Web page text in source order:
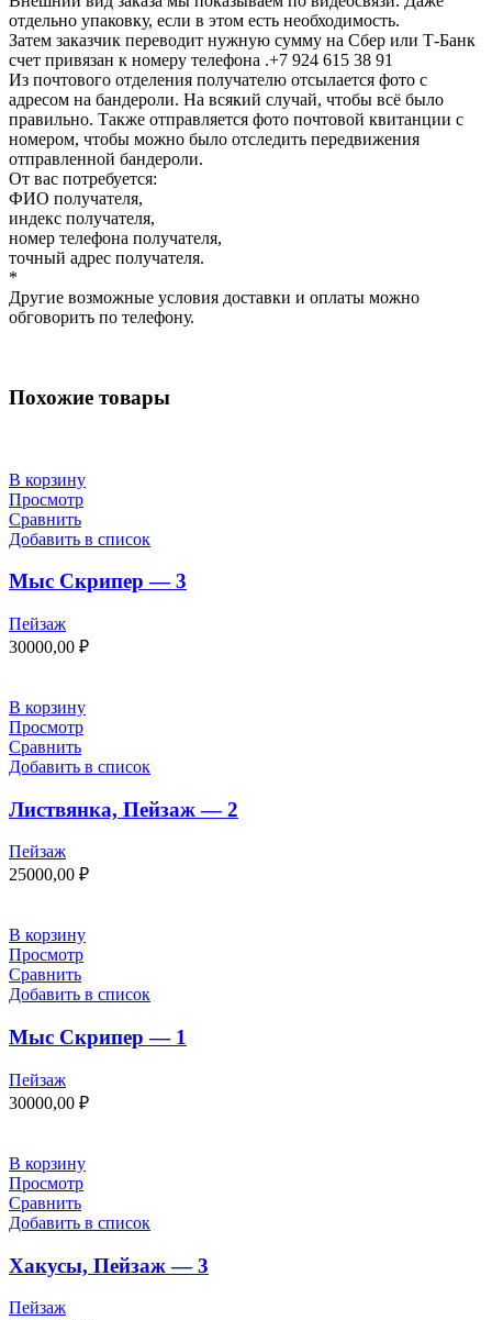
отдельно упаковку, если в этом есть необходимость.
Затем заказчик переводит нужную сумму на Сбер или Т-Банк
счет привязан к номеру телефона .+7 924 615 38 91
Из почтового отделения получателю отсылается фото с
адресом на бандероли. На всякий случай, чтобы всё было
правильно. Также отправляется фото почтовой квитанции с
номером, чтобы можно было отследить передвижения
отправленной бандероли.
От вас потребуется:
ФИО получателя,
индекс получателя,
номер телефона получателя,
точный адрес получателя.
*
Другие возможные условия доставки и оплаты можно
обговорить по телефону.
Похожие товары
В корзину
Просмотр
Сравнить
Добавить в список
Мыс Скрипер — 3
Пейзаж
30000,00 ₽
В корзину
Просмотр
Сравнить
Добавить в список
Листвянка, Пейзаж — 2
Пейзаж
25000,00 ₽
В корзину
Просмотр
Сравнить
Добавить в список
Мыс Скрипер — 1
Пейзаж
30000,00 ₽
В корзину
Просмотр
Сравнить
Добавить в список
Хакусы, Пейзаж — 3
Пейзаж